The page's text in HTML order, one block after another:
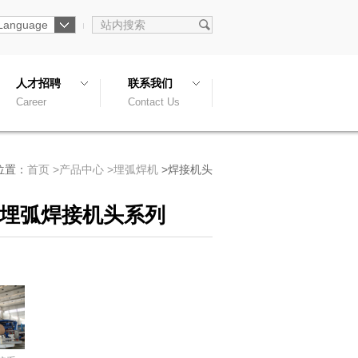
人才招聘
Career
联系我们
Contact Us
： 首页 >产品中心 >埋弧焊机 >焊接机头
弧焊接机头系列